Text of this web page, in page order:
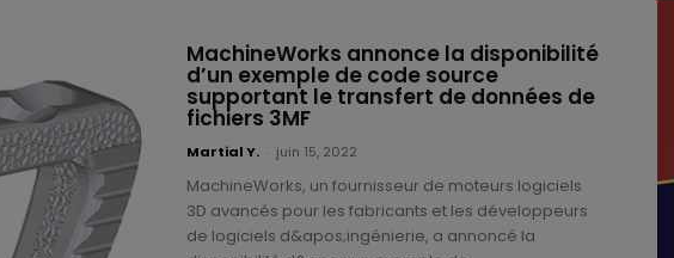
MachineWorks annonce la disponibilité
d’un exemple de code source
supportant le transfert de données de
fichiers 3MF
Martial Y. juin 15, 2022
MachineWorks, un fournisseur de moteurs logiciels
3D avancés pour les fabricants et les développeurs
de logiciels d&apos;ingénierie, a annoncé la